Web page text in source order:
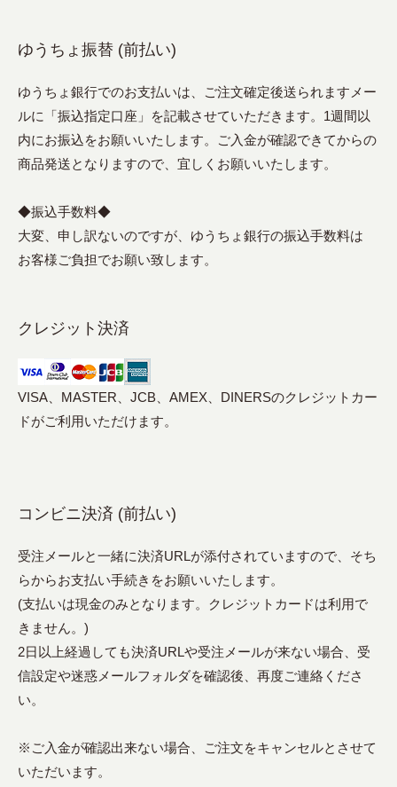
ゆうちょ振替 (前払い)
ゆうちょ銀行でのお支払いは、ご注文確定後送られますメー
ルに「振込指定口座」を記載させていただきます。1週間以
内にお振込をお願いいたします。ご入金が確認できてからの
商品発送となりますので、宜しくお願いいたします。
◆振込手数料◆
大変、申し訳ないのですが、ゆうちょ銀行の振込手数料は
お客様ご負担でお願い致します。
クレジット決済
VISA、MASTER、JCB、AMEX、DINERSのクレジットカー
ドがご利用いただけます。
コンビニ決済 (前払い)
受注メールと一緒に決済URLが添付されていますので、そち
らからお支払い手続きをお願いいたします。
(支払いは現金のみとなります。クレジットカードは利用で
きません。)
2日以上経過しても決済URLや受注メールが来ない場合、受
信設定や迷惑メールフォルダを確認後、再度ご連絡くださ
い。
※ご入金が確認出来ない場合、ご注文をキャンセルとさせて
いただいます。